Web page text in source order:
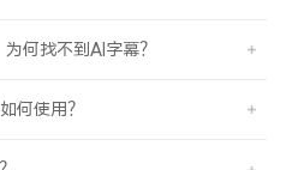
何找不到AI字幕？
何使用？